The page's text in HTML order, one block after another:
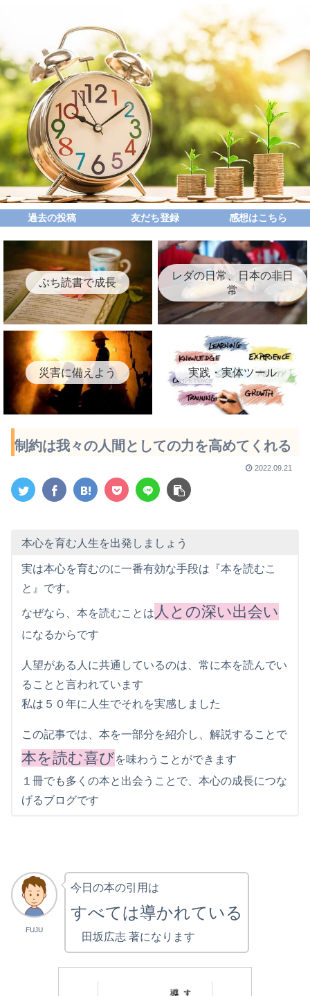
過去の投稿 友だち登録 感想はこちら
ぷち読書で成長
レダの日常、日本の非日
常
災害に備えよう 実践・実体ツール
制約は我々の人間としての力を高めてくれる
2022.09.21
本心を育む人生を出発しましょう
実は本心を育むのに一番有効な手段は『本を読むこ
と』です。
なぜなら、本を読むことは 人との深い出会い
になるからです
人望がある人に共通しているのは、常に本を読んでい
ることと言われています
私は５０年に人生でそれを実感しました
この記事では、本を一部分を紹介し、解説することで
本を読む喜びを味わうことができます
１冊でも多くの本と出会うことで、本心の成長につな
げるブログです
FUJU
今日の本の引用は
すべては導かれている
田坂広志 著になります